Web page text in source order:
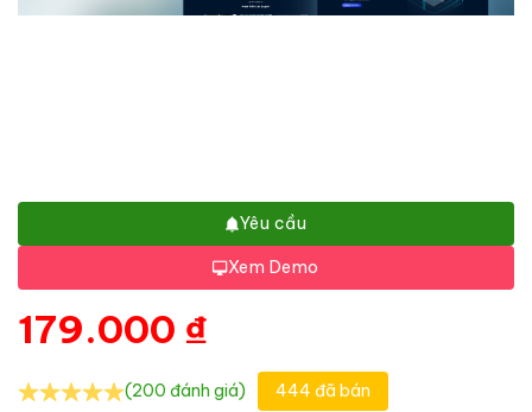
Yêu cầu
Xem Demo
179.000 ₫
(200 đánh giá) 444 đã bán